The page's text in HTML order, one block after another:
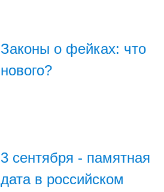
Законы о фейках: что
нового?
3 сентября - памятная
дата в российском